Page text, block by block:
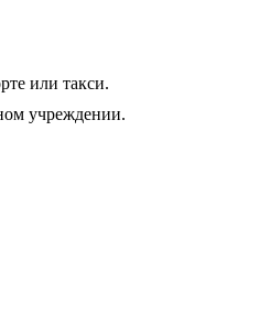
или такси.
учреждении.